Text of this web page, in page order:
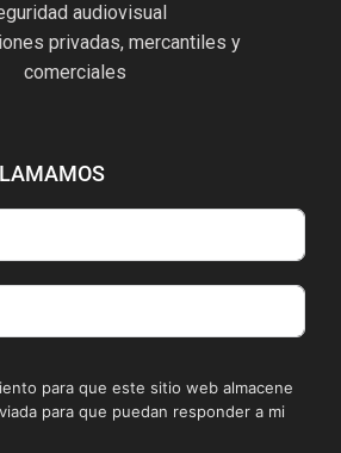
audiovisual
privadas, mercantiles y
comerciales
para que este sitio web almacene
para que puedan responder a mi